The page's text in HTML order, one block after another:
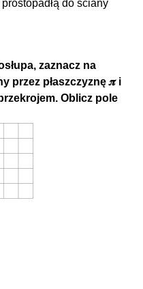
do ściany
zaznacz na
przez płaszczyznę 𝝅 i
Oblicz pole